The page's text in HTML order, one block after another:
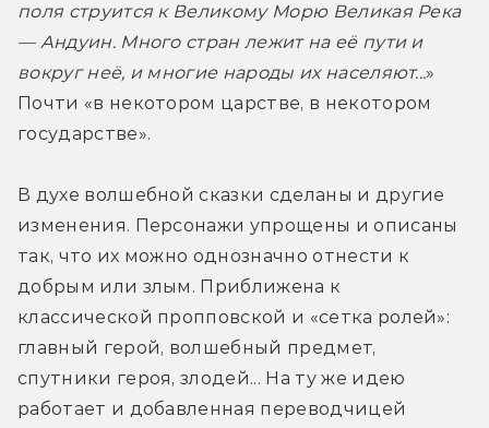
поля струится к Великому Морю Великая Река
— Андуин. Много стран лежит на её пути и
вокруг неё, и многие народы их населяют...»
Почти «в некотором царстве, в некотором
государстве».
В духе волшебной сказки сделаны и другие
изменения. Персонажи упрощены и описаны
так, что их можно однозначно отнести к
добрым или злым. Приближена к
классической пропповской и «сетка ролей»:
главный герой, волшебный предмет,
спутники героя, злодей... На ту же идею
работает и добавленная переводчицей